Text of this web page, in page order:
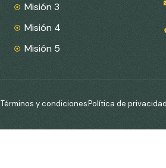
Misión 3
Misión 4
Misión 5
Términos y condicionesPolítica de privacidad